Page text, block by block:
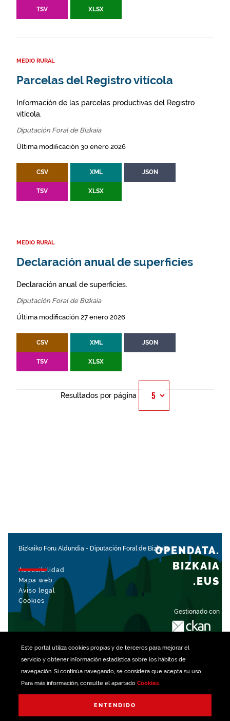
Este portal utiliza cookiespropias y de terceros para mejorar el
servicio y obtener información estadística sobre los hábitos de
navegación. Si continúa navegando, se considera que acepta su uso.
Para más información, consulte el apartado Cookies.
ENTENDIDO
TSV XLSX
MEDIO RURAL
Parcelas del Registro vitícola
Información de las parcelas productivas del Registro
vitícola.
Diputación Foral de Bizkaia
Última modificación 30 enero 2026
CSV XML JSON
TSV XLSX
MEDIO RURAL
Declaración anual de superficies
Declaración anual de superficies.
Diputación Foral de Bizkaia
Última modificación 27 enero 2026
CSV XML JSON
TSV XLSX
Resultados por página
Bizkaiko Foru Aldundia - Diputación Foral de Bizkaia
Accesibilidad
Mapa web
Aviso legal
Cookies
Gestionado con
OPENDATA.
BIZKAIA
.EUS